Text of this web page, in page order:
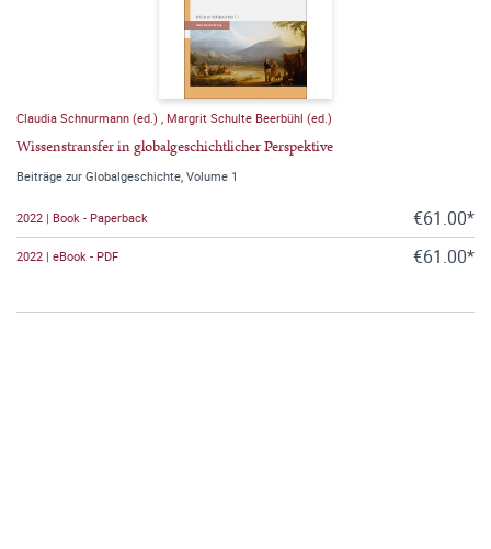
Claudia Schnurmann (ed.) Margrit Schulte Beerbühl (ed.)
Wissenstransfer in globalgeschichtlicher Perspektive
Beiträge zur Globalgeschichte, Volume 1
2022 | Book - Paperback €61.00*
2022 | eBook - PDF €61.00*